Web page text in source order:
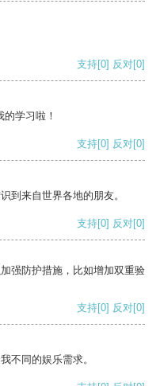
支持[0] 反对[0]
学习啦！
支持[0] 反对[0]
到来自世界各地的朋友。
支持[0] 反对[0]
强防护措施，比如增加双重验
支持[0] 反对[0]
不同的娱乐需求。